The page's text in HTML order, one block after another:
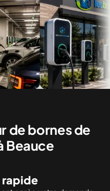
de bornes de
Beauce
rapide